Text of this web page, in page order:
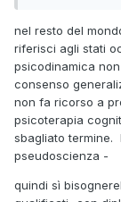
decenni di
nel resto del
riferisci agli stati
psicodinamica
consenso
non fa ricorso a
psicoterapia
sbagliato termine.
pseudoscienza -
quindi sì